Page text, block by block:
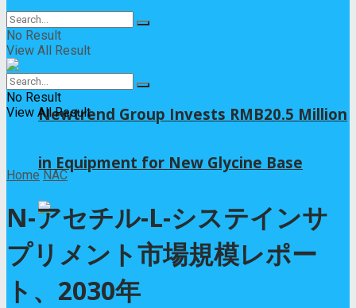
Newtrend Group Invests RMB20.5 Million
in Equipment for New Glycine Base
No Result
View All Result
No Result
View All Result
Home NAC
N-アセチル-L-システインサ
プリメント市場規模レポー
ト、2030年